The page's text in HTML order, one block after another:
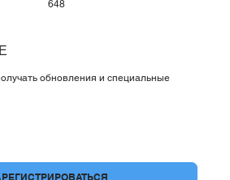
648
обновления и специальные